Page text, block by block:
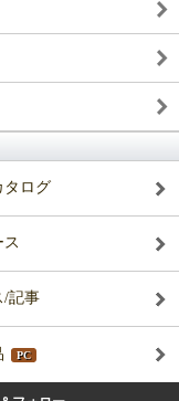
タログ
ス
/記事
PC